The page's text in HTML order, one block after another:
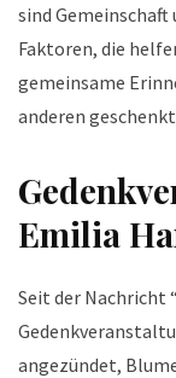
sind
Faktoren, die
gemeinsame
anderen
Emilia
Seit der Nachricht
angezündet,